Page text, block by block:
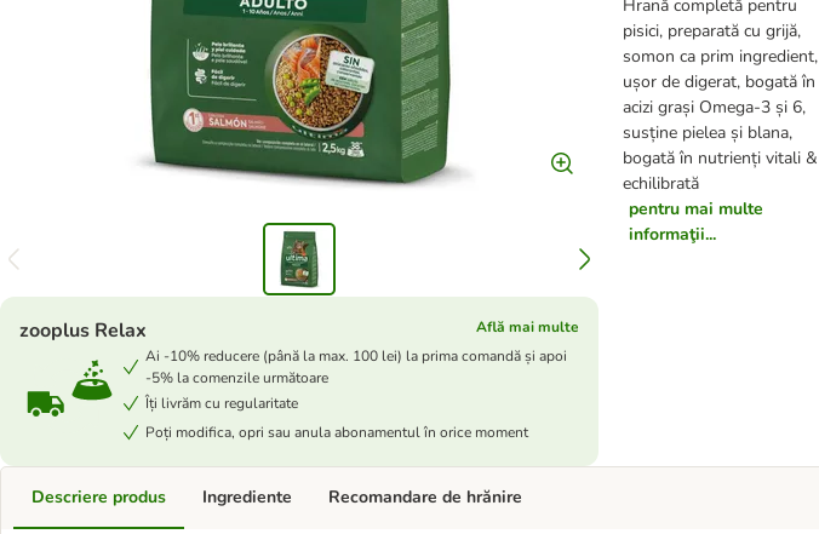
Hrană completă pentru
pisici, preparată cu grijă,
somon ca prim ingredient,
ușor de digerat, bogată în
acizi grași Omega-3 și 6,
susține pielea și blana,
bogată în nutrienți vitali &
echilibrată
pentru mai multe
informaţii...
zooplus Relax
Află mai multe
Ai -10% reducere (până la max. 100 lei) la prima comandă și apoi
-5% la comenzile următoare
Îți livrăm cu regularitate
Poți modifica, opri sau anula abonamentul în orice moment
Descriere produs Ingrediente Recomandare de hrănire